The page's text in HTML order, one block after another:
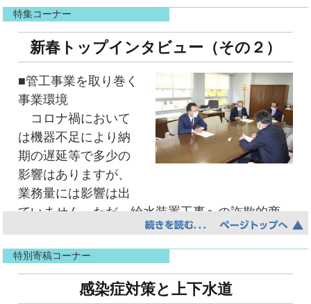
ますのでよろしくお願いします。
原 淳
抱負
未経験からのスタートと
なり、不慣れな点も多く、ご迷惑を
お掛けしてしまうこともある
かと思いますが、丁寧な仕事を心
掛け、一日でも早く皆様のお
役に立てるよう努力してまいりま
ます。ご指導のほどよろしく
お願い致します。
ネットを利用した会議を簡単に行うことができ
まず初めに、Zoomアプリのインストールから
始まり、ログイン方法、操作方法の説明を受
け、講師の方にウェブミーティングを主催して
いただき、そこに参加者全員で参加し、Zoomの
基本的な操作方法を実体験しました。
さらにZoomについて詳しくご説明をいただ
き、「ミーティング」という参加者が同じ画面
を共有して、映像と音声をお互いにやり取り
し、参加者の全員が確認できる方法のほかに、
「ウェビナー」といって、ウェブ会議主催側の
ホストが時間指定をして開催でき、ビデオ、オ
ーディオ、画面を共有操作で出来る、講演会や
特集コーナー
新春トップインタビュー（その２）
■管工事業を取り巻く
事業環境
コロナ禍において
は機器不足により納
期の遅延等で多少の
影響はありますが、
業務量には影響は出
ていません。ただ、給水装置工事への詐欺的商
法が横行し市民生活への影響が懸念されますの
で、信頼を掲げた名水協としては、事例の収
特別寄稿コーナー
感染症対策と上下水道